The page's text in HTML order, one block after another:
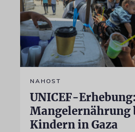
NAHOST
UNICEF-
Mangelernährung
Kindern in Gaza